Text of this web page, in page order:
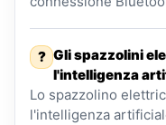
? Gli spazzolini
l'intelligenza
Lo spazzolino
l'intelligenza